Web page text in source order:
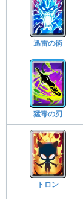
迅雷の術
猛毒の刃
トロン